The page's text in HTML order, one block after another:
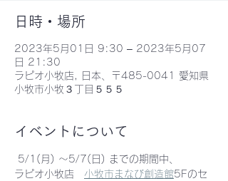
日時・場所
2023年5月01日 9:30 – 2023年5月07
日 21:30
ラピオ小牧店, 日本、〒485-0041 愛知県
小牧市小牧３丁目５５５
イベントについて
5/1(月) 〜5/7(日) までの期間中、
ラピオ小牧店 小牧市まなび創造館5Fのセ